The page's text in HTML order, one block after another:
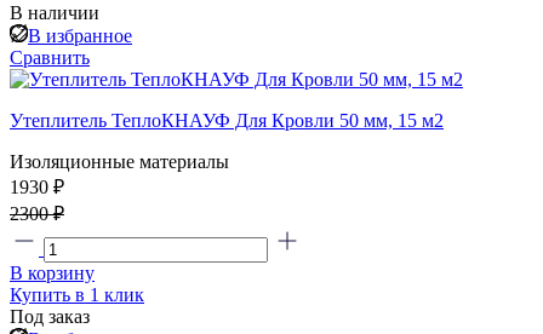
В наличии
В избранное
Сравнить
Утеплитель ТеплоКНАУФ Для Кровли 50 мм, 15 м2
Изоляционные материалы
1930 ₽
2300 ₽
В корзину
Купить в 1 клик
Под заказ